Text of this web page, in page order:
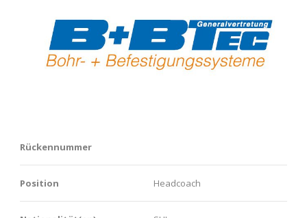
Rückennummer
Position Headcoach